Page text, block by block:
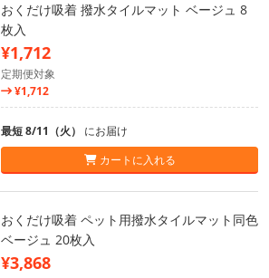
おくだけ吸着 撥水タイルマット ベージュ 8
枚入
¥1,712
定期便対象
¥1,712
最短 8/11（火） にお届け
カートに入れる
おくだけ吸着 ペット用撥水タイルマット同色
ベージュ 20枚入
¥3,868